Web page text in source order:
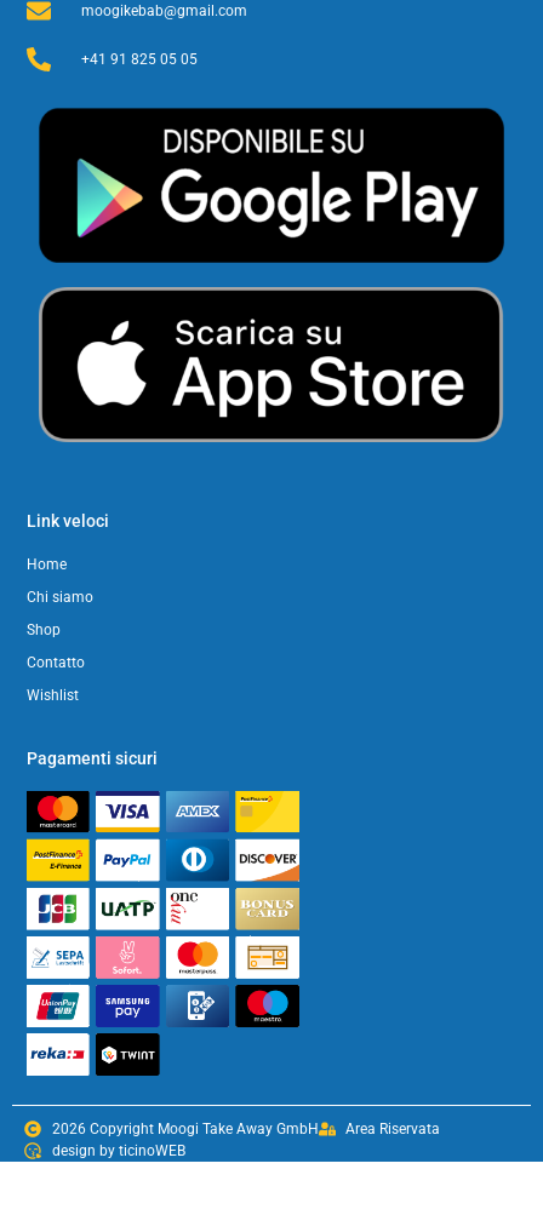
moogikebab@gmail.com
+41 91 825 05 05
Link veloci
Home
Chi siamo
Shop
Contatto
Wishlist
Pagamenti sicuri
2026 Copyright Moogi Take Away GmbH
Area Riservata
design by ticinoWEB